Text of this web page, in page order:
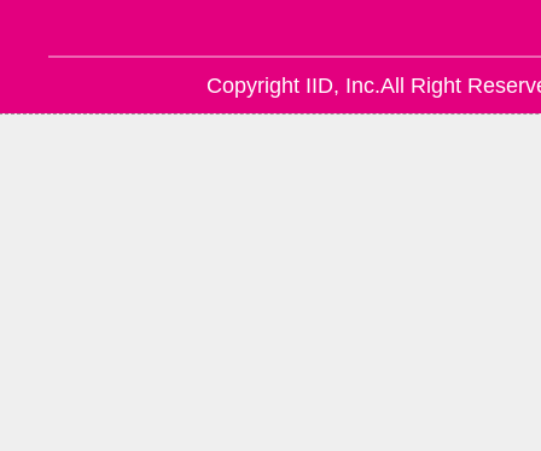
Copyright IID, Inc.All Right